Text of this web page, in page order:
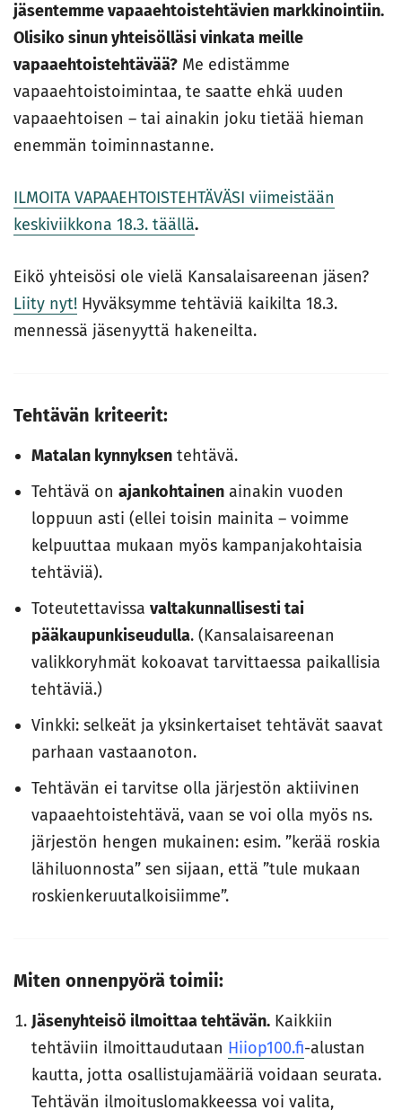
jäsentemme vapaaehtoistehtävien markkinointiin.
Olisiko sinun yhteisölläsi vinkata meille
vapaaehtoistehtävää? Me edistämme
vapaaehtoistoimintaa, te saatte ehkä uuden
vapaaehtoisen – tai ainakin joku tietää hieman
enemmän toiminnastanne.
ILMOITA VAPAAEHTOISTEHTÄVÄSI viimeistään
keskiviikkona 18.3. täällä.
Eikö yhteisösi ole vielä Kansalaisareenan jäsen?
Liity nyt! Hyväksymme tehtäviä kaikilta 18.3.
mennessä jäsenyyttä hakeneilta.
Tehtävän kriteerit:
Matalan kynnyksen tehtävä.
Tehtävä on ajankohtainen ainakin vuoden
loppuun asti (ellei toisin mainita – voimme
kelpuuttaa mukaan myös kampanjakohtaisia
tehtäviä).
Toteutettavissa valtakunnallisesti tai
pääkaupunkiseudulla. (Kansalaisareenan
valikkoryhmät kokoavat tarvittaessa paikallisia
tehtäviä.)
Vinkki: selkeät ja yksinkertaiset tehtävät saavat
parhaan vastaanoton.
Tehtävän ei tarvitse olla järjestön aktiivinen
vapaaehtoistehtävä, vaan se voi olla myös ns.
järjestön hengen mukainen: esim. ”kerää roskia
lähiluonnosta” sen sijaan, että ”tule mukaan
roskienkeruutalkoisiimme”.
Miten onnenpyörä toimii:
Jäsenyhteisö ilmoittaa tehtävän. Kaikkiin
tehtäviin ilmoittaudutaan Hiiop100.fi-alustan
kautta, jotta osallistujamääriä voidaan seurata.
Tehtävän ilmoituslomakkeessa voi valita,